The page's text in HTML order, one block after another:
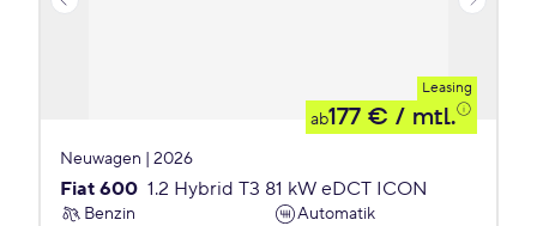
Leasing
ab177 € / mtl.
Neuwagen | 2026
Fiat 600 1.2 Hybrid T3 81 kW eDCT ICON
Benzin
Automatik